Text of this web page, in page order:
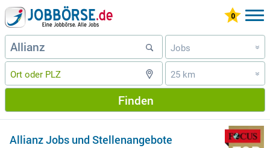
Jobs »
25 km »
Finden
Allianz Jobs und Stellenangebote